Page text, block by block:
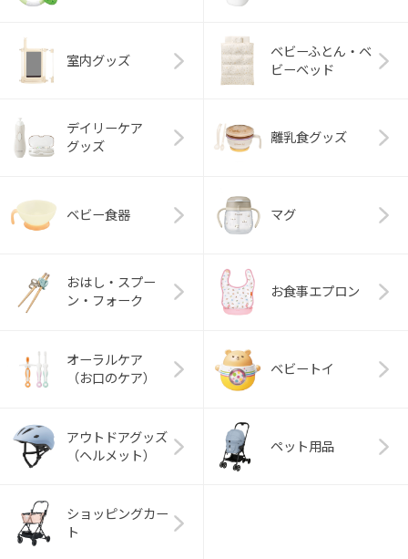
室内グッズ
ベビーふとん・ベ
ビーベッド
デイリーケア
グッズ
離乳食グッズ
ベビー食器 マグ
おはし・スプー
ン・フォーク
お食事エプロン
オーラルケア
（お口のケア）
ベビートイ
アウトドアグッズ
（ヘルメット）
ペット用品
ショッピングカー
ト